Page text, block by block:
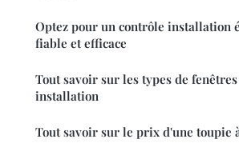
Optez pour un contrôle installation
fiable et efficace
Tout savoir sur les types de
installation
Tout savoir sur le prix d'une toupie